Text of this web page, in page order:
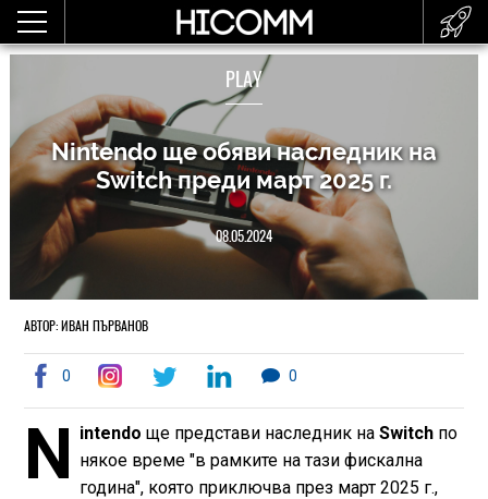
PLAY
Nintendo ще обяви наследник на
Switch преди март 2025 г.
08.05.2024
АВТОР: ИВАН ПЪРВАНОВ
0 0
N intendo ще представи наследник наSwitch по
някое време "в рамките на тази фискална
година", която приключва през март 2025 г.,